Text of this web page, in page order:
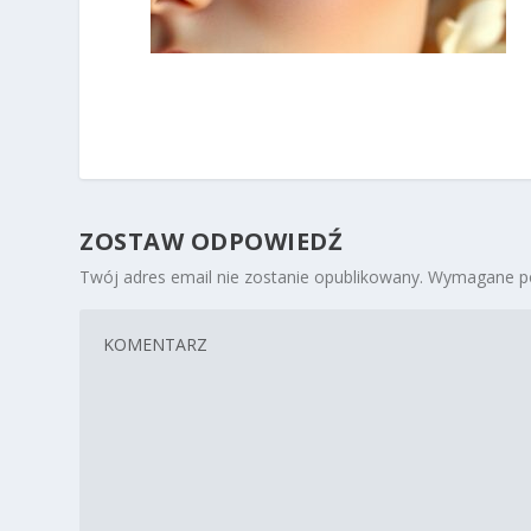
ZOSTAW ODPOWIEDŹ
Twój adres email nie zostanie opublikowany. Wymagane